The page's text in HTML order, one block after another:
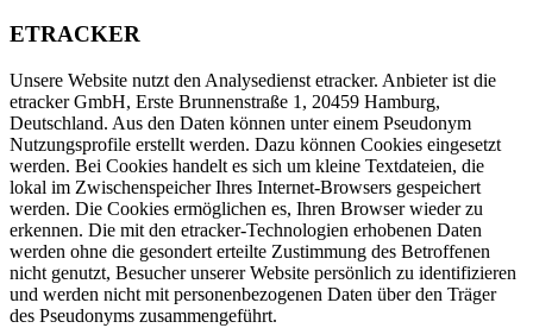
ETRACKER
Unsere Website nutzt den Analysedienst etracker. Anbieter ist die
etracker GmbH, Erste Brunnenstraße 1, 20459 Hamburg,
Deutschland. Aus den Daten können unter einem Pseudonym
Nutzungsprofile erstellt werden. Dazu können Cookies eingesetzt
werden. Bei Cookies handelt es sich um kleine Textdateien, die
lokal im Zwischenspeicher Ihres Internet-Browsers gespeichert
werden. Die Cookies ermöglichen es, Ihren Browser wieder zu
erkennen. Die mit den etracker-Technologien erhobenen Daten
werden ohne die gesondert erteilte Zustimmung des Betroffenen
nicht genutzt, Besucher unserer Website persönlich zu identifizieren
und werden nicht mit personenbezogenen Daten über den Träger
des Pseudonyms zusammengeführt.